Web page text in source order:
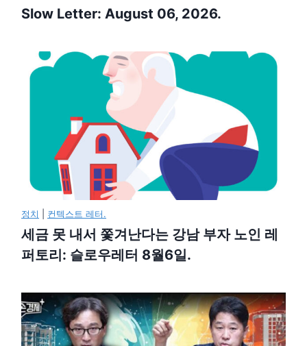
Slow Letter: August 06, 2026.
정치 컨텍스트 레터.
세금 못 내서 쫓겨난다는 강남 부자 노인 레
퍼토리: 슬로우레터 8월6일.